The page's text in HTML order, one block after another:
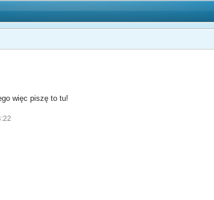
więc piszę to tu!